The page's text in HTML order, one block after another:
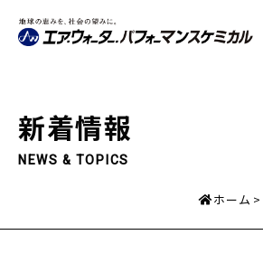
新着情報
NEWS & TOPICS
ホーム